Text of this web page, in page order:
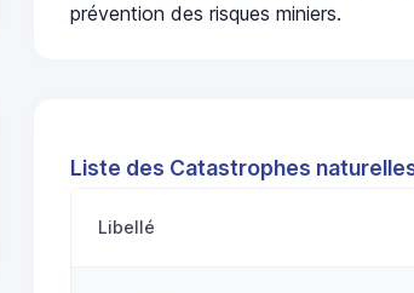
prévention des risques miniers.
Liste des Catastrophes
Libellé